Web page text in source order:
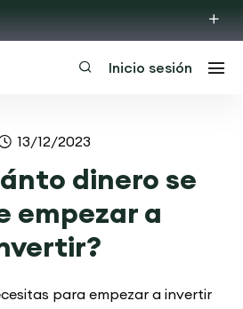
Inicio sesión
13/12/2023
dinero se
empezar a
para empezar a invertir